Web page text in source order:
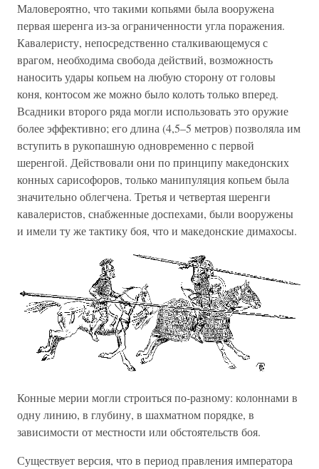
Маловероятно, что такими копьями была вооружена
первая шеренга из-за ограниченности угла поражения.
Кавалеристу, непосредственно сталкивающемуся с
врагом, необходима свобода действий, возможность
наносить удары копьем на любую сторону от головы
коня, контосом же можно было колоть только вперед.
Всадники второго ряда могли использовать это оружие
более эффективно; его длина (4,5–5 метров) позволяла им
вступить в рукопашную одновременно с первой
шеренгой. Действовали они по принципу македонских
конных сарисофоров, только манипуляция копьем была
значительно облегчена. Третья и четвертая шеренги
кавалеристов, снабженные доспехами, были вооружены
и имели ту же тактику боя, что и македонские димахосы.
Конные мерии могли строиться по-разному: колоннами в
одну линию, в глубину, в шахматном порядке, в
зависимости от местности или обстоятельств боя.
Существует версия, что в период правления императора